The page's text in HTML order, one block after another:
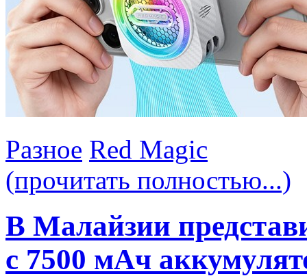
Разное Red Magic
(прочитать полностью...)
В Малайзии
с 7500 мАч